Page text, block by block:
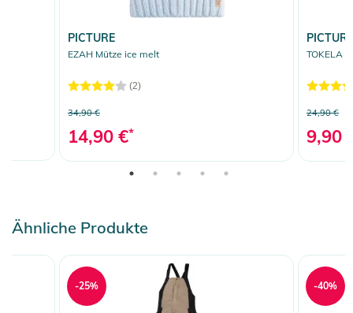
PICTURE
EZAH Mütze ice melt
(2)
34,90 €
14,90 €*
PICTURE
TOKELA
24,90 €
9,90
Ähnliche Produkte
-25% -40%